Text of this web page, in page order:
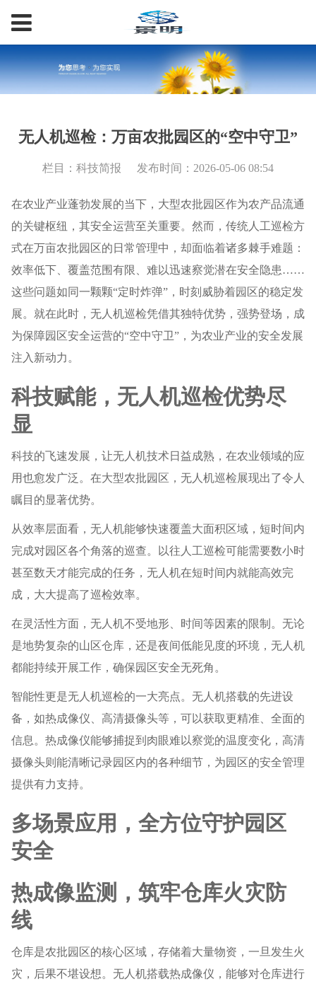
无人机巡检：万亩农批园区的“空中守卫”
栏目：科技简报 发布时间：2026-05-06 08:54
在农业产业蓬勃发展的当下，大型农批园区作为农产品流通
的关键枢纽，其安全运营至关重要。然而，传统人工巡检方
式在万亩农批园区的日常管理中，却面临着诸多棘手难题：
效率低下、覆盖范围有限、难以迅速察觉潜在安全隐患……
这些问题如同一颗颗“定时炸弹”，时刻威胁着园区的稳定发
展。就在此时，无人机巡检凭借其独特优势，强势登场，成
为保障园区安全运营的“空中守卫”，为农业产业的安全发展
注入新动力。
科技赋能，无人机巡检优势尽
显
科技的飞速发展，让无人机技术日益成熟，在农业领域的应
用也愈发广泛。在大型农批园区，无人机巡检展现出了令人
瞩目的显著优势。
从效率层面看，无人机能够快速覆盖大面积区域，短时间内
完成对园区各个角落的巡查。以往人工巡检可能需要数小时
甚至数天才能完成的任务，无人机在短时间内就能高效完
成，大大提高了巡检效率。
在灵活性方面，无人机不受地形、时间等因素的限制。无论
是地势复杂的山区仓库，还是夜间低能见度的环境，无人机
都能持续开展工作，确保园区安全无死角。
智能性更是无人机巡检的一大亮点。无人机搭载的先进设
备，如热成像仪、高清摄像头等，可以获取更精准、全面的
信息。热成像仪能够捕捉到肉眼难以察觉的温度变化，高清
摄像头则能清晰记录园区内的各种细节，为园区的安全管理
提供有力支持。
多场景应用，全方位守护园区
安全
热成像监测，筑牢仓库火灾防
线
仓库是农批园区的核心区域，存储着大量物资，一旦发生火
灾，后果不堪设想。无人机搭载热成像仪，能够对仓库进行